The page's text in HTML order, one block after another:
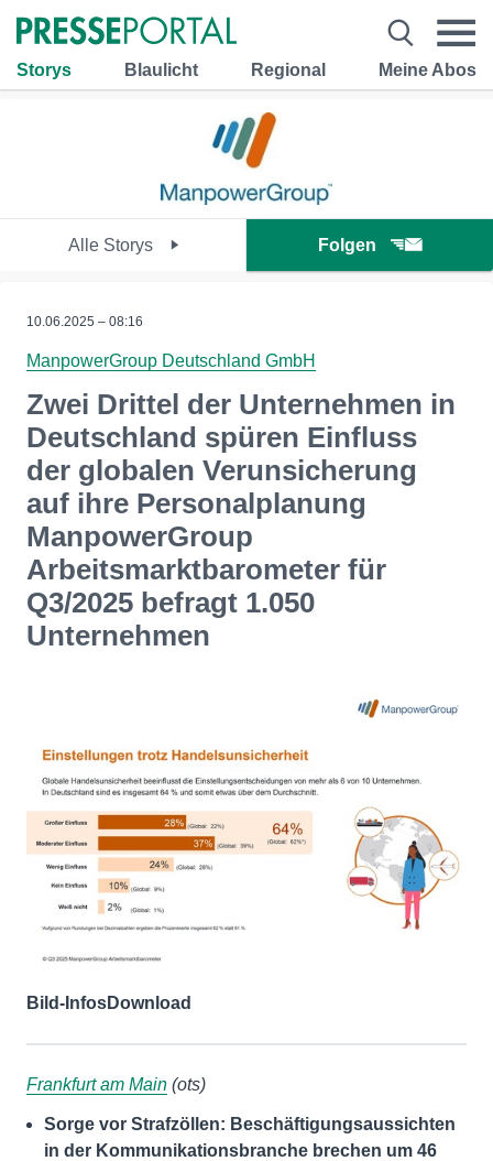
Storys Blaulicht Regional Meine Abos
Alle Storys Folgen
10.06.2025 – 08:16
ManpowerGroup Deutschland GmbH
Zwei Drittel der Unternehmen in
Deutschland spüren Einfluss
der globalen Verunsicherung
auf ihre Personalplanung
ManpowerGroup
Arbeitsmarktbarometer für
Q3/2025 befragt 1.050
Unternehmen
Bild-InfosDownload
Frankfurt am Main (ots)
Sorge vor Strafzöllen: Beschäftigungsaussichten
in der Kommunikationsbranche brechen um 46